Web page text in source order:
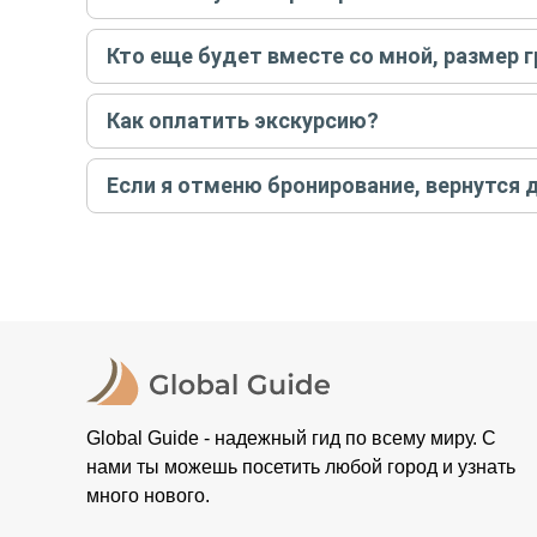
Только в случае неблагоприятных погодных
вас об отмене, а мы вернем предоплату на карту. Во
Кто еще будет вместе со мной, размер
Если экскурсия индивидуальная, гид проведет
условий конкретной экскурсии.
Как оплатить экскурсию?
Создайте заказ на удобную дату и время, и
контакты организатора и точное место встречи.
Если я отменю бронирование, вернутся
Global Guide - надежный гид по всему миру. С
нами ты можешь посетить любой город и узнать
много нового.